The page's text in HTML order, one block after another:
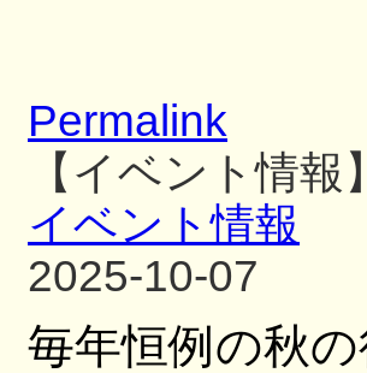
Permalink
【イベント情
イベント情報
2025-10-07
毎年恒例の秋の